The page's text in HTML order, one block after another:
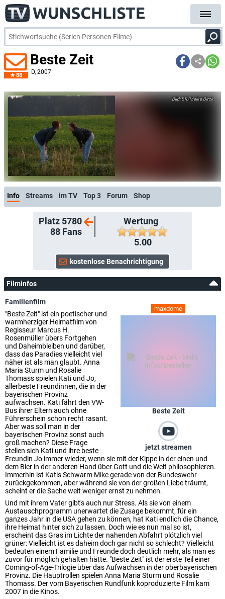
88
Beste Zeit
D, 2007
BR/Meike Birck
Info Streams im TV Top 3 Forum Shop
Platz 5780
88Fans
Wertung
5.00
Filminfos
maxdome
Beste Zeit
jetzt streamen
Familienfilm
"Beste Zeit" ist ein poetischer und
warmherziger Heimatfilm von
Regisseur Marcus H.
Rosenmüller übers Fortgehen
und Daheimbleiben und darüber,
dass das Paradies vielleicht viel
näher ist als man glaubt. Anna
Maria Sturm und Rosalie
Thomass spielen Kati und Jo,
allerbeste Freundinnen, die in der
bayerischen Provinz
aufwachsen. Kati fährt den VW-
Bus ihrer Eltern auch ohne
Führerschein schon recht rasant.
Aber was soll man in der
bayerischen Provinz sonst auch
groß machen? Diese Frage
stellen sich Kati und ihre beste
Freundin Jo immer wieder, wenn sie mit der Kippe in der einen und
dem Bier in der anderen Hand über Gott und die Welt philosophieren.
Immerhin ist Katis Schwarm Mike gerade von der Bundeswehr
zurückgekommen, aber während sie von der großen Liebe träumt,
scheint er die Sache weit weniger ernst zu nehmen.
Und mit ihrem Vater gibt's auch nur Stress. Als sie von einem
Austauschprogramm unerwartet die Zusage bekommt, für ein
ganzes Jahr in die USA gehen zu können, hat Kati endlich die Chance,
ihre Heimat hinter sich zu lassen. Doch wie es nun mal so ist,
erscheint das Gras im Lichte der nahenden Abfahrt plötzlich viel
grüner: Vielleicht ist es daheim doch gar nicht so schlecht? Vielleicht
bedeuten einem Familie und Freunde doch deutlich mehr, als man es
zuvor für möglich gehalten hätte. "Beste Zeit" ist der erste Teil einer
Coming-of-Age-Trilogie über das Aufwachsen in der oberbayerischen
Provinz. Die Hauptrollen spielen Anna Maria Sturm und Rosalie
Thomass. Der vom Bayerischen Rundfunk koproduzierte Film kam
2007 in die Kinos.